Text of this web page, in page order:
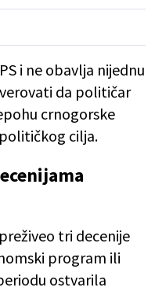
i ne obavlja nijednu
da političar
crnogorske
cilja.
tri decenije
program ili
ostvarila